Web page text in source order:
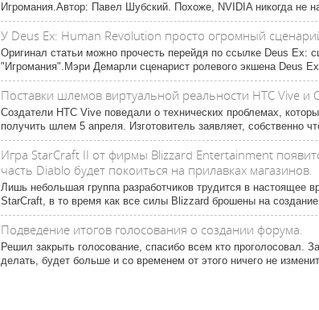
Игромания.Автор: Павел Шубский. Похоже, NVIDIA никогда не
У Deus Ex: Human Revolution просто огромный
Оригинал статьи можно прочесть перейдя по ссылке Deus Ex:
"Игромания".Мэри Демарли сценарист ролевого экшена Deus
Поставки шлемов виртуальной реальности HTC Vive и
Создатели HTC Vive поведали о технических проблемах,
получить шлем 5 апреля. Изготовитель заявляет, собственно
Игра StarCraft II от фирмы Blizzard Entertainment
часть Diablo будет покоиться на прилавках магазинов.
Лишь небольшая группа разработчиков трудится в настоящее
StarCraft, в то время как все силы Blizzard брошены на
Подведение итогов голосования о создании форума.
Решил закрыть голосование, спасибо всем кто проголосовал.
делать, будет больше и со временем от этого ничего не